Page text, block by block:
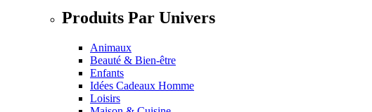
Produits Par Univers
Animaux
Beauté & Bien-être
Enfants
Idées Cadeaux Homme
Loisirs